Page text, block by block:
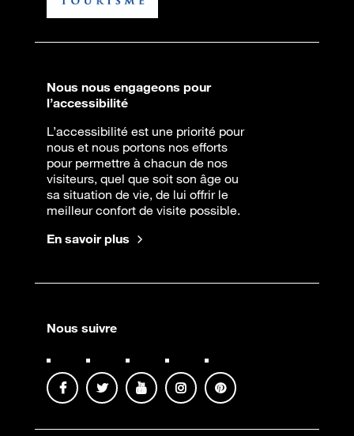
Nous nous engageons pour
l’accessibilité
L’accessibilité est une priorité pour
nous et nous portons nos efforts
pour permettre à chacun de nos
visiteurs, quel que soit son âge ou
sa situation de vie, de lui offrir le
meilleur confort de visite possible.
En savoir plus
Nous suivre